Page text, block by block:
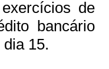
de
bancário
15.